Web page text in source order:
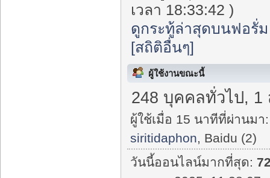
เวลา 18:33:42 )
ดูกระทู้ล่าสุดบนฟอรั่ม
[สถิติอื่นๆ]
ผู้ใช้งานขณะนี้
248 บุคคลทั่วไป, 1
ผู้ใช้เมื่อ 15 นาทีที่ผ่านมา:
siritidaphon, Baidu (2)
วันนี้ออนไลน์มากที่สุด: